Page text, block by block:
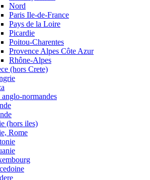
Nord
Paris Ile-de-France
Pays de la Loire
Picardie
Poitou-Charentes
Provence Alpes Côte Azur
Rhône-Alpes
(hors Crete)
anglo-normandes
(hors iles)
Rome